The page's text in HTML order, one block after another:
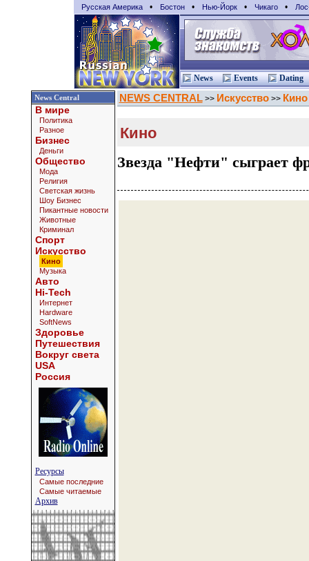
Русская Америка • Бостон • Нью-Йорк • Чикаго •
News Events Dating
News Central
В мире
Политика
Разное
Бизнес
Деньги
Общество
Мода
Религия
Светская жизнь
Шоу Бизнес
Пикантные новости
Животные
Криминал
Спорт
Искусство
Кино
Музыка
Авто
Hi-Tech
Интернет
Hardware
SoftNews
Здоровье
Путешествия
Вокруг света
USA
Россия
Ресурсы
Самые последние
Самые читаемые
Архив
NEWS CENTRAL>> Искусство>> Кино
Кино
Звезда "Нефти" сыграет